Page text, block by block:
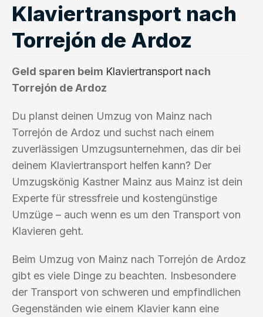
Klaviertransport nach
Torrejón de Ardoz
Geld sparen beim Klaviertransport nach
Torrejón de Ardoz
Du planst deinen Umzug von Mainz nach
Torrejón de Ardoz und suchst nach einem
zuverlässigen Umzugsunternehmen, das dir bei
deinem Klaviertransport helfen kann? Der
Umzugskönig Kastner Mainz aus Mainz ist dein
Experte für stressfreie und kostengünstige
Umzüge – auch wenn es um den Transport von
Klavieren geht.
Beim Umzug von Mainz nach Torrejón de Ardoz
gibt es viele Dinge zu beachten. Insbesondere
der Transport von schweren und empfindlichen
Gegenständen wie einem Klavier kann eine